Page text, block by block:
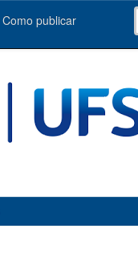
Como publicar